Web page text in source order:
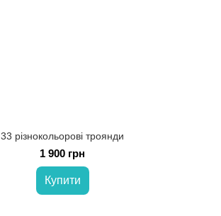
33 різнокольорові троянди
1 900 грн
Купити